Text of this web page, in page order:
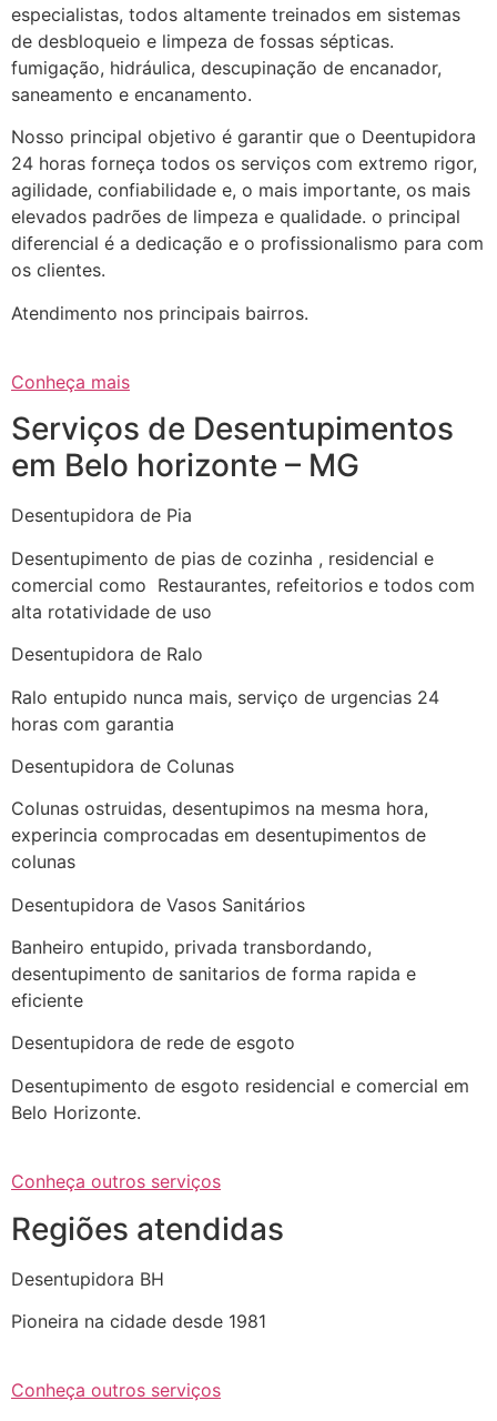
especialistas, todos altamente treinados em sistemas
de desbloqueio e limpeza de fossas sépticas.
fumigação, hidráulica, descupinação de encanador,
saneamento e encanamento.
Nosso principal objetivo é garantir que o Deentupidora
24 horas forneça todos os serviços com extremo rigor,
agilidade, confiabilidade e, o mais importante, os mais
elevados padrões de limpeza e qualidade. o principal
diferencial é a dedicação e o profissionalismo para com
os clientes.
Atendimento nos principais bairros.
Conheça mais
Serviços de Desentupimentos
em Belo horizonte – MG
Desentupidora de Pia
Desentupimento de pias de cozinha , residencial e
comercial como Restaurantes, refeitorios e todos com
alta rotatividade de uso
Desentupidora de Ralo
Ralo entupido nunca mais, serviço de urgencias 24
horas com garantia
Desentupidora de Colunas
Colunas ostruidas, desentupimos na mesma hora,
experincia comprocadas em desentupimentos de
colunas
Desentupidora de Vasos Sanitários
Banheiro entupido, privada transbordando,
desentupimento de sanitarios de forma rapida e
eficiente
Desentupidora de rede de esgoto
Desentupimento de esgoto residencial e comercial em
Belo Horizonte.
Conheça outros serviços
Regiões atendidas
Desentupidora BH
Pioneira na cidade desde 1981
Conheça outros serviços